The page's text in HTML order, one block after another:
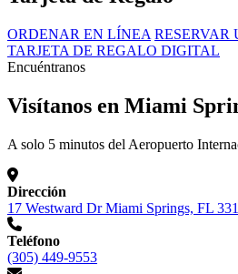
ORDENAR EN LÍNEA RESERVAR
TARJETA DE REGALO DIGITAL
Encuéntranos
Visítanos en Miami
A solo 5 minutos del Aeropuerto
Dirección
17 Westward Dr Miami Springs, FL
Teléfono
(305) 449-9553